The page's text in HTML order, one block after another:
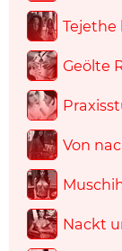
Tejethe
Geölte
Von
Nackt